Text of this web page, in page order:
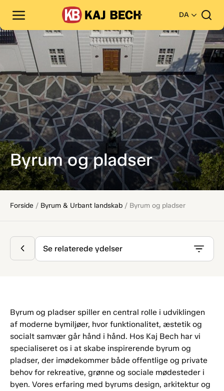
DA
Byrum og pladser
Forside / Byrum & Urbant landskab / Byrum og pladser
Se relaterede ydelser
Byrum og pladser spiller en central rolle i udviklingen
af moderne bymiljøer, hvor funktionalitet, æstetik og
socialt samvær går hånd i hånd. Hos Kaj Bech har vi
specialiseret os i at skabe inspirerende byrum og
pladser, der imødekommer både offentlige og private
behov for rekreative, grønne og sociale mødesteder i
byen. Vores erfaring med byrums design, arkitektur og